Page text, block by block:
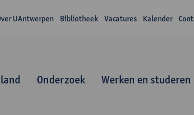
UAntwerpen Bibliotheek Vacatures Kalender
Onderzoek Werken en studeren